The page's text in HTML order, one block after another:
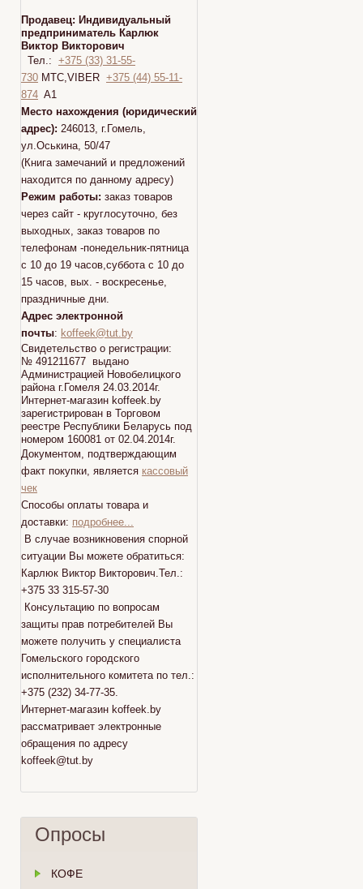
Продавец: Индивидуальный
предприниматель Карлюк
Виктор Викторович
Тел.: +375 (33) 31-55-
730 МТС,VIBER +375 (44) 55-11-
874 A1
Место нахождения (юридический
адрес): 246013, г.Гомель,
ул.Оськина, 50/47
(Книга замечаний и предложений
находится по данному адресу)
Режим работы: заказ товаров
через сайт - круглосуточно, без
выходных, заказ товаров по
телефонам -понедельник-пятница
с 10 до 19 часов,суббота с 10 до
15 часов, вых. - воскресенье,
праздничные дни.
Адрес электронной
почты: koffeek@tut.by
Свидетельство о регистрации:
№ 491211677 выдано
Администрацией Новобелицкого
района г.Гомеля 24.03.2014г.
Интернет-магазин koffeek.by
зарегистрирован в Торговом
реестре Республики Беларусь под
номером 160081 от 02.04.2014г.
Документом, подтверждающим
факт покупки, является кассовый
чек
Способы оплаты товара и
доставки: подробнее...
В случае возникновения спорной
ситуации Вы можете обратиться:
Карлюк Виктор Викторович.Тел.:
+375 33 315-57-30
Консультацию по вопросам
защиты прав потребителей Вы
можете получить у специалиста
Гомельского городского
исполнительного комитета по тел.:
+375 (232) 34-77-35.
Интернет-магазин koffeek.by
рассматривает электронные
обращения по адресу
koffeek@tut.by
Опросы
КОФЕ